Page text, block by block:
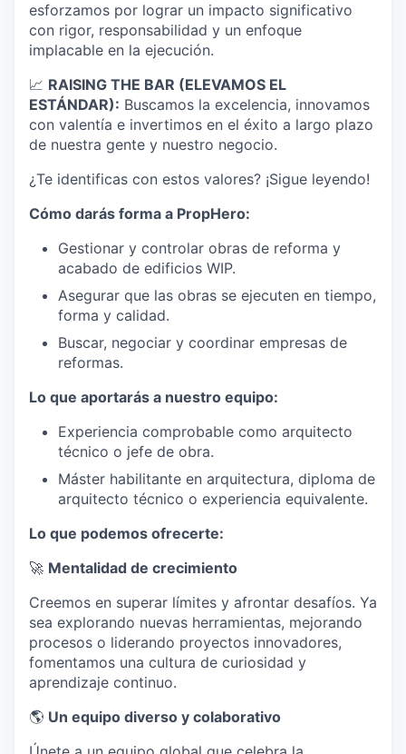
esforzamos por lograr un impacto significativo
con rigor, responsabilidad y un enfoque
implacable en la ejecución.
📈 RAISING THE BAR (ELEVAMOS EL
ESTÁNDAR): Buscamos la excelencia, innovamos
con valentía e invertimos en el éxito a largo plazo
de nuestra gente y nuestro negocio.
¿Te identificas con estos valores? ¡Sigue leyendo!
Cómo darás forma a PropHero:
Gestionar y controlar obras de reforma y
acabado de edificios WIP.
Asegurar que las obras se ejecuten en tiempo,
forma y calidad.
Buscar, negociar y coordinar empresas de
reformas.
Lo que aportarás a nuestro equipo:
Experiencia comprobable como arquitecto
técnico o jefe de obra.
Máster habilitante en arquitectura, diploma de
arquitecto técnico o experiencia equivalente.
Lo que podemos ofrecerte:
🚀 Mentalidad de crecimiento
Creemos en superar límites y afrontar desafíos. Ya
sea explorando nuevas herramientas, mejorando
procesos o liderando proyectos innovadores,
fomentamos una cultura de curiosidad y
aprendizaje continuo.
🌎 Un equipo diverso y colaborativo